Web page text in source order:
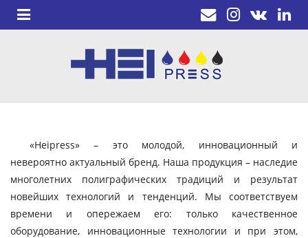
«Heipress» – это молодой, инновационный и
невероятно актуальный бренд. Наша продукция – наследие
многолетних полиграфических традиций и результат
новейших технологий и тенденций. Мы соответствуем
времени и опережаем его: только качественное
оборудование, инновационные технологии и при этом,